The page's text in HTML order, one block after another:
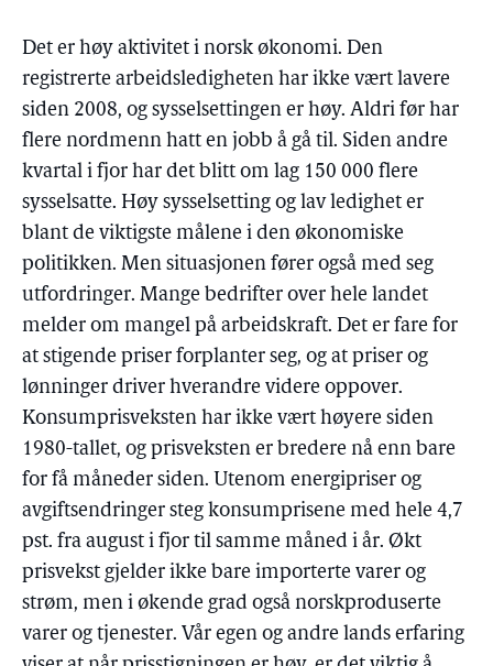
Det er høy aktivitet i norsk økonomi. Den
registrerte arbeidsledigheten har ikke vært lavere
siden 2008, og sysselsettingen er høy. Aldri før har
flere nordmenn hatt en jobb å gå til. Siden andre
kvartal i fjor har det blitt om lag 150 000 flere
sysselsatte. Høy sysselsetting og lav ledighet er
blant de viktigste målene i den økonomiske
politikken. Men situasjonen fører også med seg
utfordringer. Mange bedrifter over hele landet
melder om mangel på arbeidskraft. Det er fare for
at stigende priser forplanter seg, og at priser og
lønninger driver hverandre videre oppover.
Konsumprisveksten har ikke vært høyere siden
1980-tallet, og prisveksten er bredere nå enn bare
for få måneder siden. Utenom energipriser og
avgiftsendringer steg konsumprisene med hele 4,7
pst. fra august i fjor til samme måned i år. Økt
prisvekst gjelder ikke bare importerte varer og
strøm, men i økende grad også norskproduserte
varer og tjenester. Vår egen og andre lands erfaring